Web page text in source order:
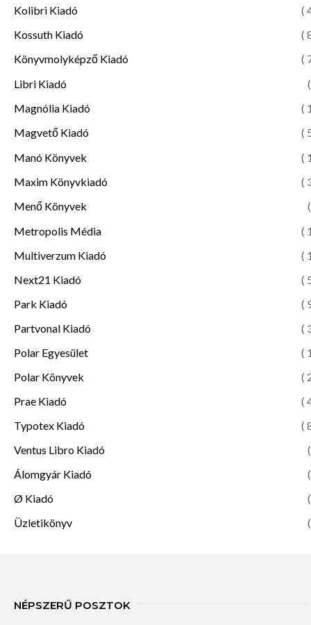
Kolibri Kiadó
(
Kossuth Kiadó
(
Könyvmolyképző Kiadó
(
Libri Kiadó
Magnólia Kiadó
(
Magvető Kiadó
(
Manó Könyvek
(
Maxim Könyvkiadó
(
Menő Könyvek
Metropolis Média
(
Multiverzum Kiadó
(
Next21 Kiadó
(
Park Kiadó
(
Partvonal Kiadó
(
Polar Egyesület
(
Polar Könyvek
(
Prae Kiadó
(
Typotex Kiadó
(
Ventus Libro Kiadó
Álomgyár Kiadó
Ø Kiadó
Üzletikönyv
NÉPSZERŰ POSZTOK